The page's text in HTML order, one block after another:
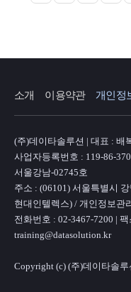
소개 이용약관 개인정
(주)데이타솔루션 | 대표 : 배
사업자등록번호 : 119-86-
서울강남-02745호
주소 : (06101) 서울특별시
현대인텔렉스) / 개인정보관
전화번호 : 02-3467-7200 |
training@datasolution.kr
Copyright (c) (주)데이타솔루